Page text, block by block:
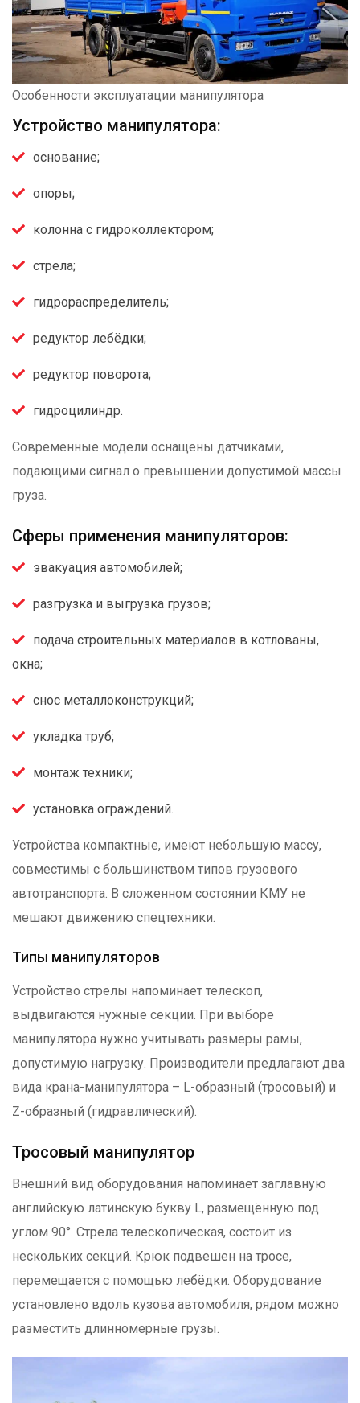
Особенности эксплуатации манипулятора
Устройство манипулятора:
основание;
опоры;
колонна с гидроколлектором;
стрела;
гидрораспределитель;
редуктор лебёдки;
редуктор поворота;
гидроцилиндр.
Современные модели оснащены датчиками,
подающими сигнал о превышении допустимой массы
груза.
Сферы применения манипуляторов:
эвакуация автомобилей;
разгрузка и выгрузка грузов;
подача строительных материалов в котлованы,
окна;
снос металлоконструкций;
укладка труб;
монтаж техники;
установка ограждений.
Устройства компактные, имеют небольшую массу,
совместимы с большинством типов грузового
автотранспорта. В сложенном состоянии КМУ не
мешают движению спецтехники.
Типы манипуляторов
Устройство стрелы напоминает телескоп,
выдвигаются нужные секции. При выборе
манипулятора нужно учитывать размеры рамы,
допустимую нагрузку. Производители предлагают два
вида крана-манипулятора – L-образный (тросовый) и
Z-образный (гидравлический).
Тросовый манипулятор
Внешний вид оборудования напоминает заглавную
английскую латинскую букву L, размещённую под
углом 90°. Стрела телескопическая, состоит из
нескольких секций. Крюк подвешен на тросе,
перемещается с помощью лебёдки. Оборудование
установлено вдоль кузова автомобиля, рядом можно
разместить длинномерные грузы.